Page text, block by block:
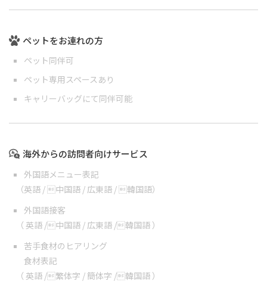
ペットをお連れの方
ペット同伴可
ペット専用スペースあり
キャリーバッグにて同伴可能
海外からの訪問者向けサービス
外国語メニュー表記
（英語 /中国語 / 広東語 /韓国語）
外国語接客
（ 英語 /中国語 / 広東語 /韓国語 ）
苦手食材のヒアリング
食材表記
（ 英語 /繁体字 / 簡体字 /韓国語 ）